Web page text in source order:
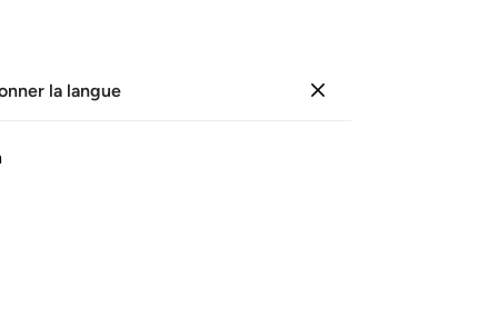
la langue
الدنيا حسنة وارض الله واسعة انما يوفى الصابرون اجرهم بغير
فِى هَـٰذِهِ ٱلدُّنْيَا حَسَنَةٌۭ ۗ وَأَرْضُ ٱللَّهِ وَٰسِعَةٌ ۗ إِنَّمَا يُوَفَّى